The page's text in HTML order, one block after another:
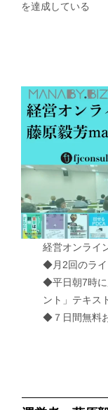
を達成している
経営オンライ
◆月2回のライ
◆平日朝7時に
ント」テキス
◆７日間無料